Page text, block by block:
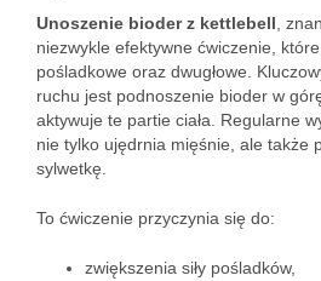
Unoszenie bioder z kettlebell ,
niezwykle efektywne ćwiczenie,
pośladkowe oraz dwugłowe.
ruchu jest podnoszenie bioder w
aktywuje te partie ciała. Regularne
nie tylko ujędrnia mięśnie, ale także
sylwetkę.
To ćwiczenie przyczynia się do:
zwiększenia siły pośladków,